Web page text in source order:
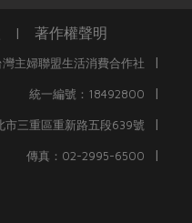
| 著作權聲明
主婦聯盟生活消費合作社 |
統一編號：18492800 |
市三重區重新路五段639號 |
傳真：02-2995-6500 |